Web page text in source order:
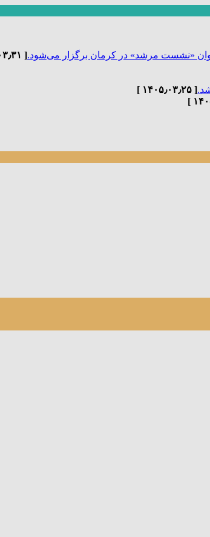
«نشست مرشد» در کرمان برگزار می‌شود.[ ۱۴۰۵٫۰۳٫۳۱ ]
[ ۱۴۰۵٫۰۳٫۲۵ ]